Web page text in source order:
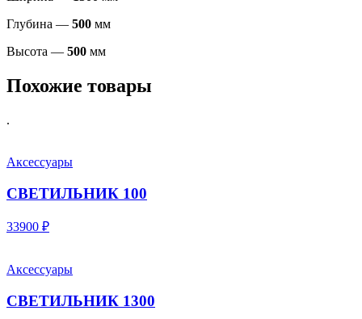
Глубина — 500 мм
Высота — 500 мм
Похожие товары
.
Аксессуары
СВЕТИЛЬНИК 100
33900 ₽
Аксессуары
СВЕТИЛЬНИК 1300